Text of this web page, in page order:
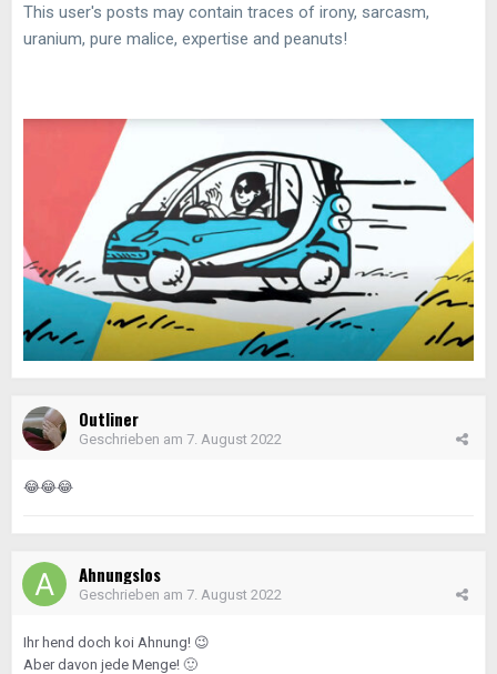
This user's posts may contain traces of irony, sarcasm,
uranium, pure malice, expertise and peanuts!
Outliner
Geschrieben am 7. August 2022
😂😂😂
Ahnungslos
Geschrieben am 7. August 2022
Ihr hend doch koi Ahnung! 😉
Aber davon jede Menge! 🙂